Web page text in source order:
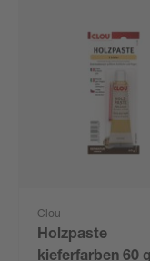
Clou
Holzpaste
kieferfarben 60 g